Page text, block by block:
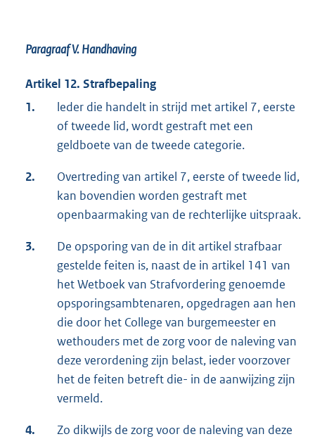
Paragraaf V.Handhaving
Artikel 12. Strafbepaling
1.
leder die handelt in strijd met artikel 7, eerste
of tweede lid, wordt gestraft met een
geldboete van de tweede categorie.
2.
Overtreding van artikel 7, eerste of tweede lid,
kan bovendien worden gestraft met
openbaarmaking van de rechterlijke uitspraak.
3.
De opsporing van de in dit artikel strafbaar
gestelde feiten is, naast de in artikel 141 van
het Wetboek van Strafvordering genoemde
opsporingsambtenaren, opgedragen aan hen
die door het College van burgemeester en
wethouders met de zorg voor de naleving van
deze verordening zijn belast, ieder voorzover
het de feiten betreft die- in de aanwijzing zijn
vermeld.
4.
Zo dikwijls de zorg voor de naleving van deze